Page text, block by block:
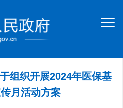
组织开展2024年医保基
月活动方案